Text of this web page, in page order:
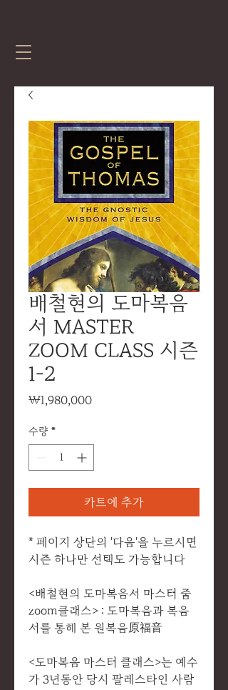
배철현의 도마복음
서 MASTER
ZOOM CLASS 시즌
1-2
₩1,980,000가
수량 *
카트에 추가
* 페이지 상단의 '다음'을 누르시면
시즌 하나만 선택도 가능합니다
<배철현의 도마복음서 마스터 줌
zoom클래스> : 도마복음과 복음
서를 통해 본 원복음原福音
<도마복음 마스터 클래스>는 예수
가 3년동안 당시 팔레스타인 사람